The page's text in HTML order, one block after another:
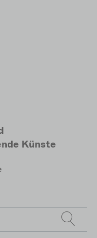
Künste